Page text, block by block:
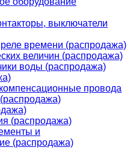
выключатели
времени (распродажа)
величин (распродажа)
воды (распродажа)
провода
(распродажа)
и
(распродажа)